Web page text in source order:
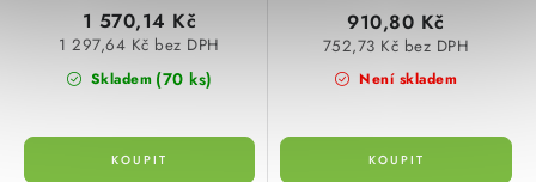
Skladem (70 ks)
1 297,64 Kč bez DPH
1 570,14 Kč
Není skladem
752,73 Kč bez DPH
910,80 Kč